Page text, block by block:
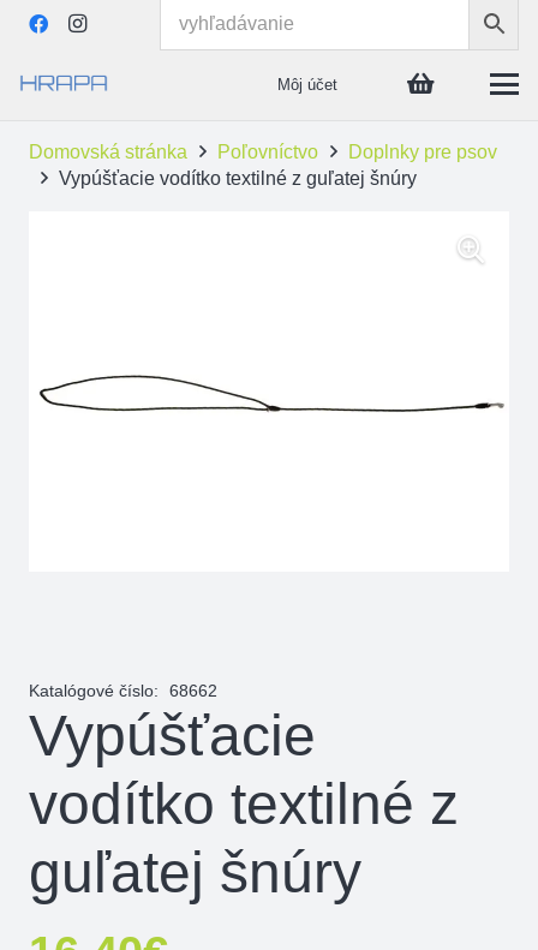
Môj účet
Domovská stránka Poľovníctvo
Doplnky pre psov
Vypúšťacie vodítko textilné z guľatej šnúry
Katalógové číslo: 68662
Vypúšťacie
vodítko textilné z
guľatej šnúry